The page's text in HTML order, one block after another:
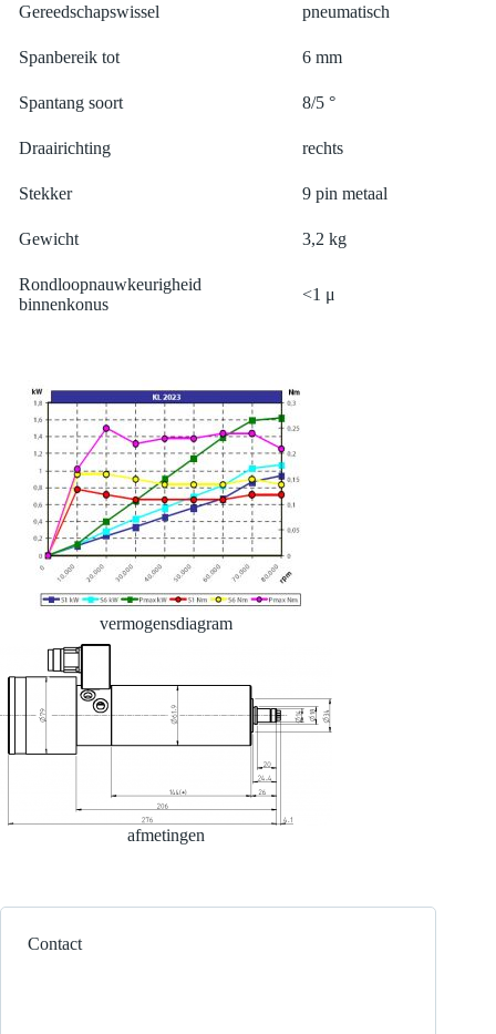
Gereedschapswissel pneumatisch
Spanbereik tot 6 mm
Spantang soort 8/5 °
Draairichting rechts
Stekker 9 pin metaal
Gewicht 3,2 kg
Rondloopnauwkeurigheid
binnenkonus
<1 μ
vermogensdiagram
afmetingen
Contact